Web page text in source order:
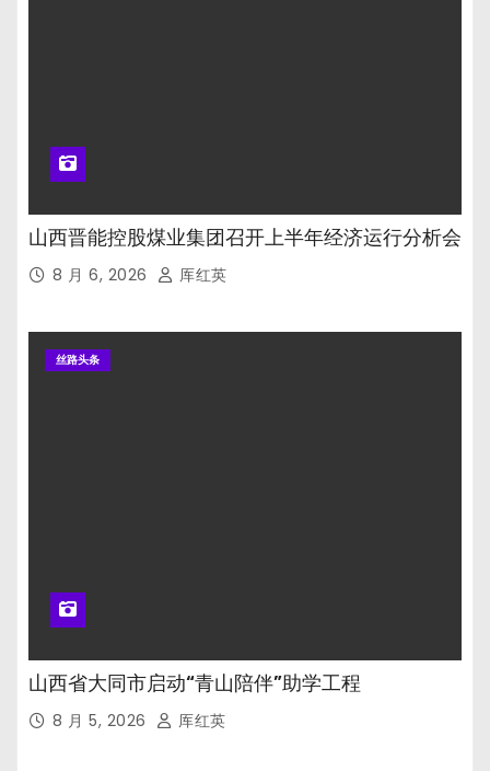
山西晋能控股煤业集团召开上半年经济运行分析会
8 月 6, 2026 厍红英
丝路头条
山西省大同市启动“青山陪伴”助学工程
8 月 5, 2026 厍红英